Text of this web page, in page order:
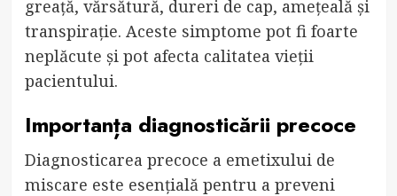
greață, vărsătură, dureri de cap, amețeală și
transpirație. Aceste simptome pot fi foarte
neplăcute și pot afecta calitatea vieții
pacientului.
Importanța diagnosticării precoce
Diagnosticarea precoce a emetixului de
miscare este esențială pentru a preveni